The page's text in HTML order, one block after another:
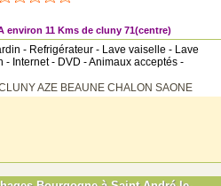
environ 11 Kms de cluny 71(centre)
- Refrigérateur - Lave vaiselle - Lave
- Internet - DVD - Animaux acceptés -
AZE BEAUNE CHALON SAONE